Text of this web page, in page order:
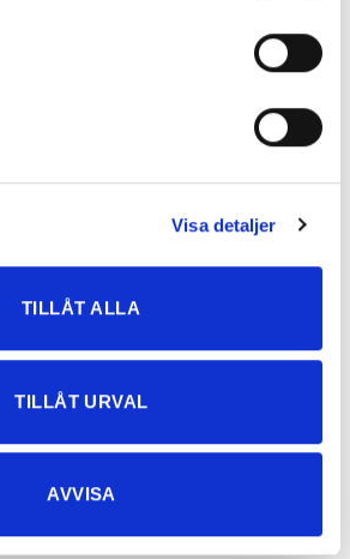
Visa detaljer
TILLÅT ALLA
TILLÅT URVAL
AVVISA